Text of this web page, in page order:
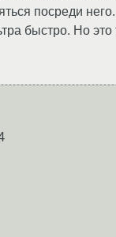
посреди
быстро. Но это